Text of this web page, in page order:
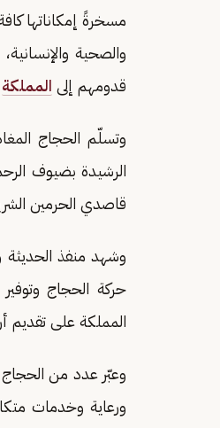
مسخرةً إمكاناتها
والصحية
قدومهم إلى المملكة
وتسلّم الحجاج
الرشيدة بضيوف
قاصدي الحرمين
وشهد منفذ الحديثة
حركة الحجاج
المملكة على تقديم
وعبّر عدد من
ورعاية وخدمات